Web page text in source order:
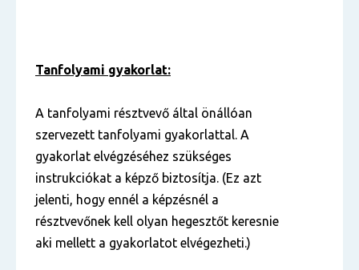
Tanfolyami gyakorlat:
A tanfolyami résztvevő által önállóan
szervezett tanfolyami gyakorlattal. A
gyakorlat elvégzéséhez szükséges
instrukciókat a képző biztosítja. (Ez azt
jelenti, hogy ennél a képzésnél a
résztvevőnek kell olyan hegesztőt keresnie
aki mellett a gyakorlatot elvégezheti.)